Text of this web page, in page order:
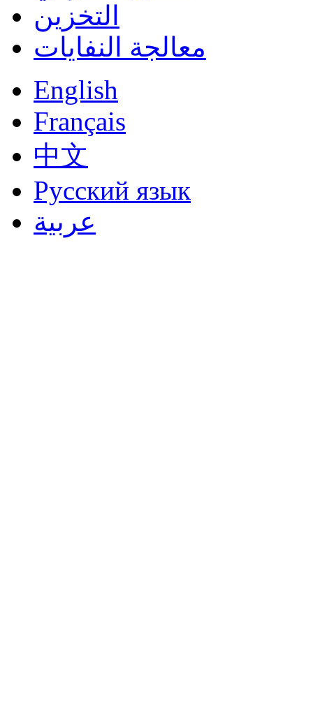
التخزين
معالجة النفايات
English
Français
中文
Русский язык
عربية